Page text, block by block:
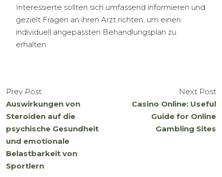
Interessierte sollten sich umfassend informieren und
gezielt Fragen an ihren Arzt richten, um einen
individuell angepassten Behandlungsplan zu
erhalten.
Prev Post
Auswirkungen von
Steroiden auf die
psychische Gesundheit
und emotionale
Belastbarkeit von
Sportlern
Next Post
Casino Online: Useful
Guide for Online
Gambling Sites